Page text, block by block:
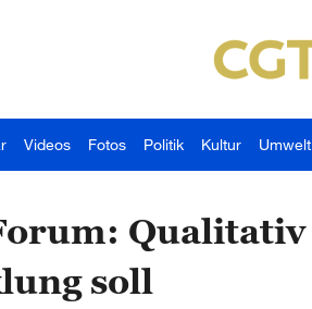
Videos Fotos Politik Kultur Umwelt
Qualitativ
soll